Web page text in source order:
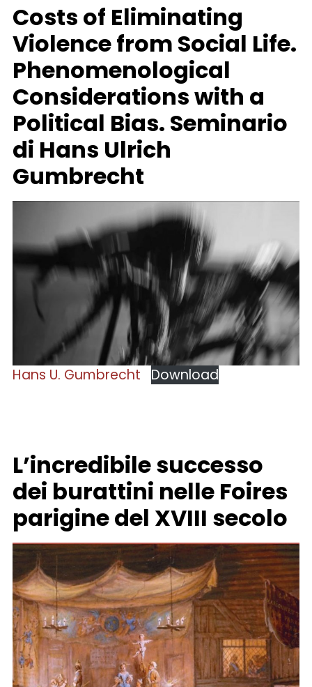
Costs of Eliminating
Violence from Social Life.
Phenomenological
Considerations with a
Political Bias. Seminario
di Hans Ulrich
Gumbrecht
Hans U. Gumbrecht Download
L’incredibile successo
dei burattini nelle Foires
parigine del XVIII secolo